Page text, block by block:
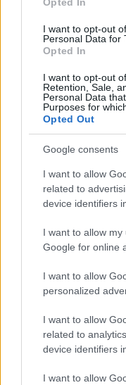
I want to opt-out
Personal Data for
Opted In
I want to opt-out
Retention, Sale,
Personal Data
Purposes for
Opted Out
Google consents
I want to allow
related to
device identifiers
I want to allow
Google for online
I want to allow
personalized
I want to allow
related to
device identifiers
I want to allow
munkáltatói jogaikat
Sok volt az igazolatlan
kapott, más fideszesek
A Szolnok megyei
további üzemeltetését
Csendélet 5.0: alig
élhető város
Pénteken újra csökken
Napokon belül
Országgyűlés
Kiterjedt tüzek
Harmadfokú
A zárkában rosszul
számoltak be a szolnoki
Váratlan fennakadás